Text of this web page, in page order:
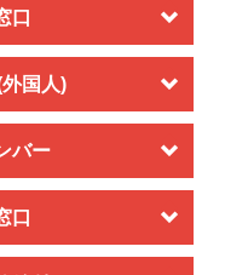
口
国人)
バー
口